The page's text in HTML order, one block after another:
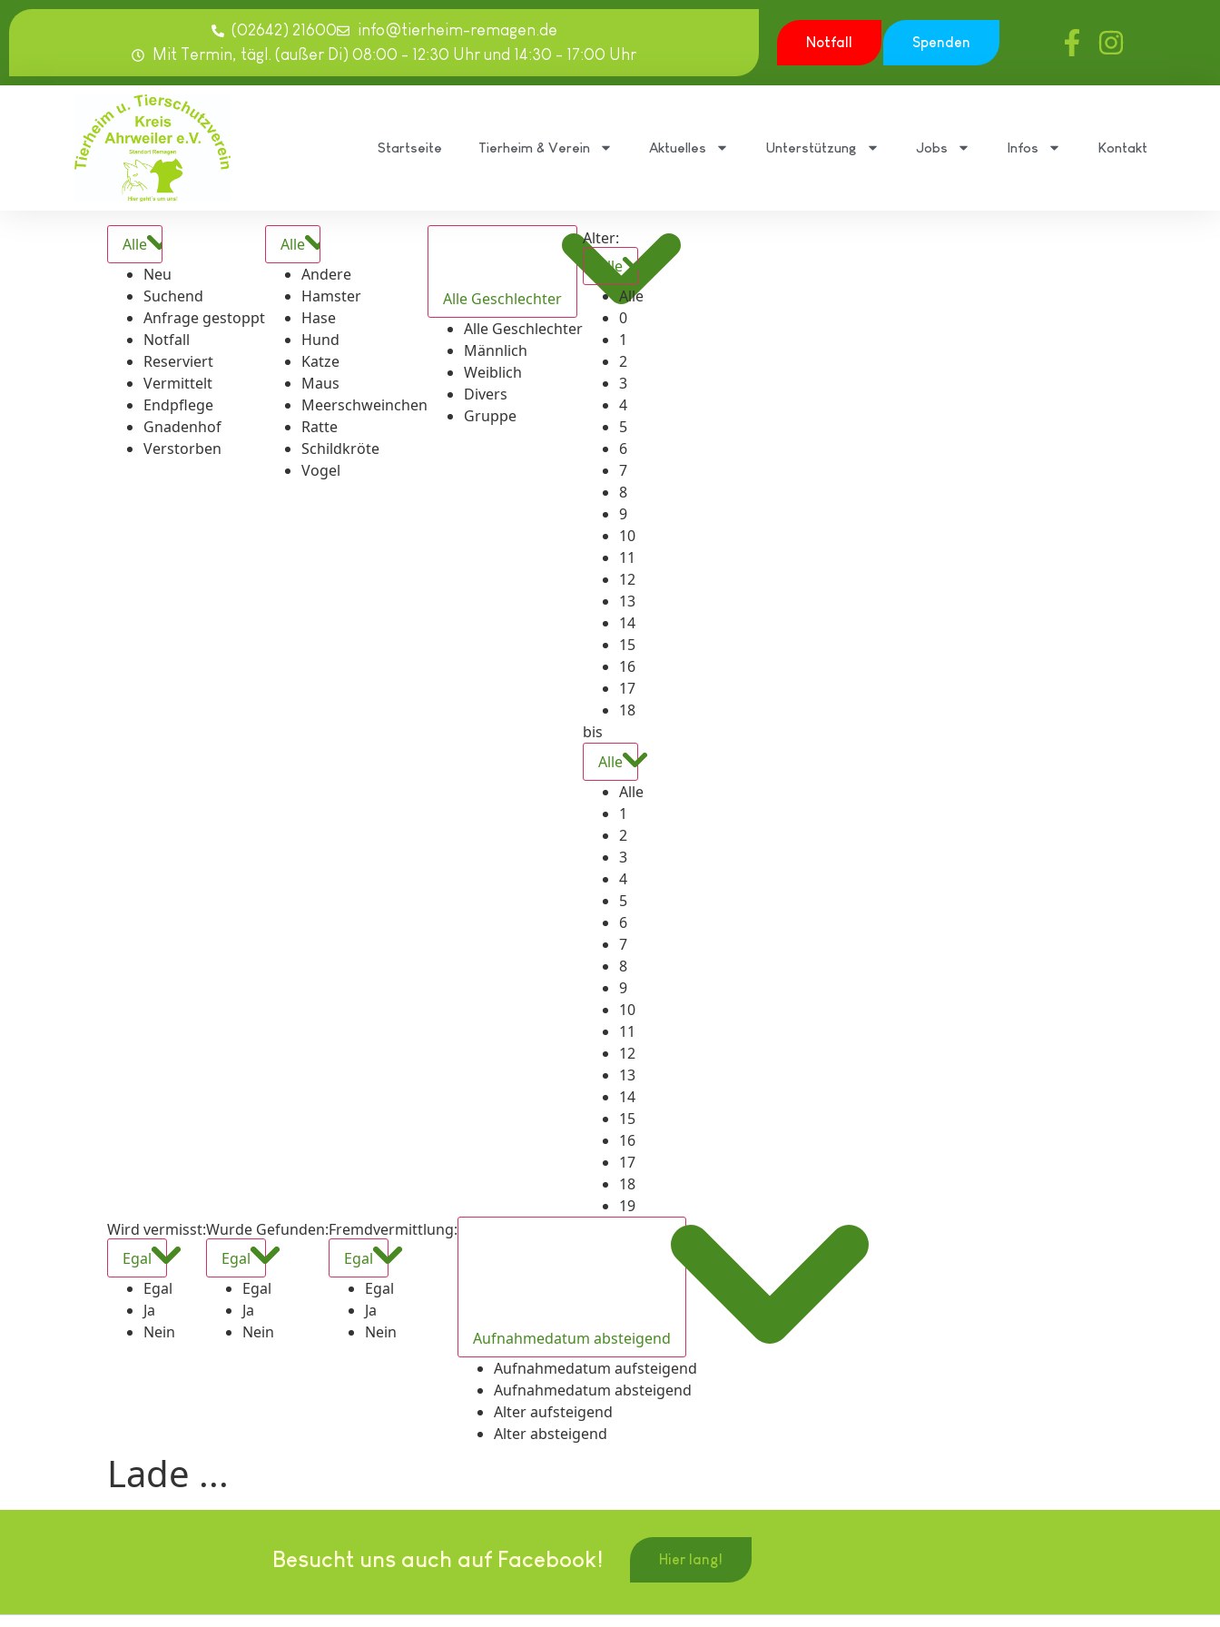
springen
(02642) 21600
info@tierheim-remagen.de
Mit Termin, tägl. (außer Di) 08:00 - 12:30 Uhr und 14:30 - 17:00 Uhr
Notfall Spenden
Startseite Tierheim & Verein Aktuelles Unterstützung Jobs Infos Kontakt
Alle
Neu
Suchend
Anfrage gestoppt
Notfall
Reserviert
Vermittelt
Endpflege
Gnadenhof
Verstorben
Alle
Andere
Hamster
Hase
Hund
Katze
Maus
Meerschweinchen
Ratte
Schildkröte
Vogel
Alle Geschlechter
Alle Geschlechter
Männlich
Weiblich
Divers
Gruppe
Alter:
Alle
Alle
0
1
2
3
4
5
6
7
8
9
10
11
12
13
14
15
16
17
18
bis
Alle
Alle
1
2
3
4
5
6
7
8
9
10
11
12
13
14
15
16
17
18
19
Wird vermisst:
Egal
Egal
Ja
Nein
Wurde Gefunden:
Egal
Egal
Ja
Nein
Fremdvermittlung:
Egal
Egal
Ja
Nein
Aufnahmedatum absteigend
Aufnahmedatum aufsteigend
Aufnahmedatum absteigend
Alter aufsteigend
Alter absteigend
Lade ...
Besucht uns auch auf Facebook! Hier lang!